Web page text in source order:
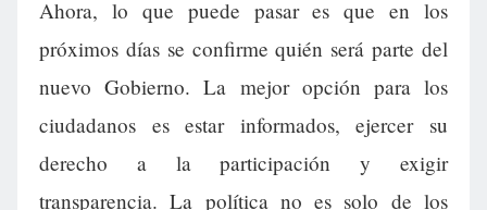
Ahora, lo que puede pasar es que en los
próximos días se confirme quién será parte del
nuevo Gobierno. La mejor opción para los
ciudadanos es estar informados, ejercer su
derecho a la participación y exigir
transparencia. La política no es solo de los